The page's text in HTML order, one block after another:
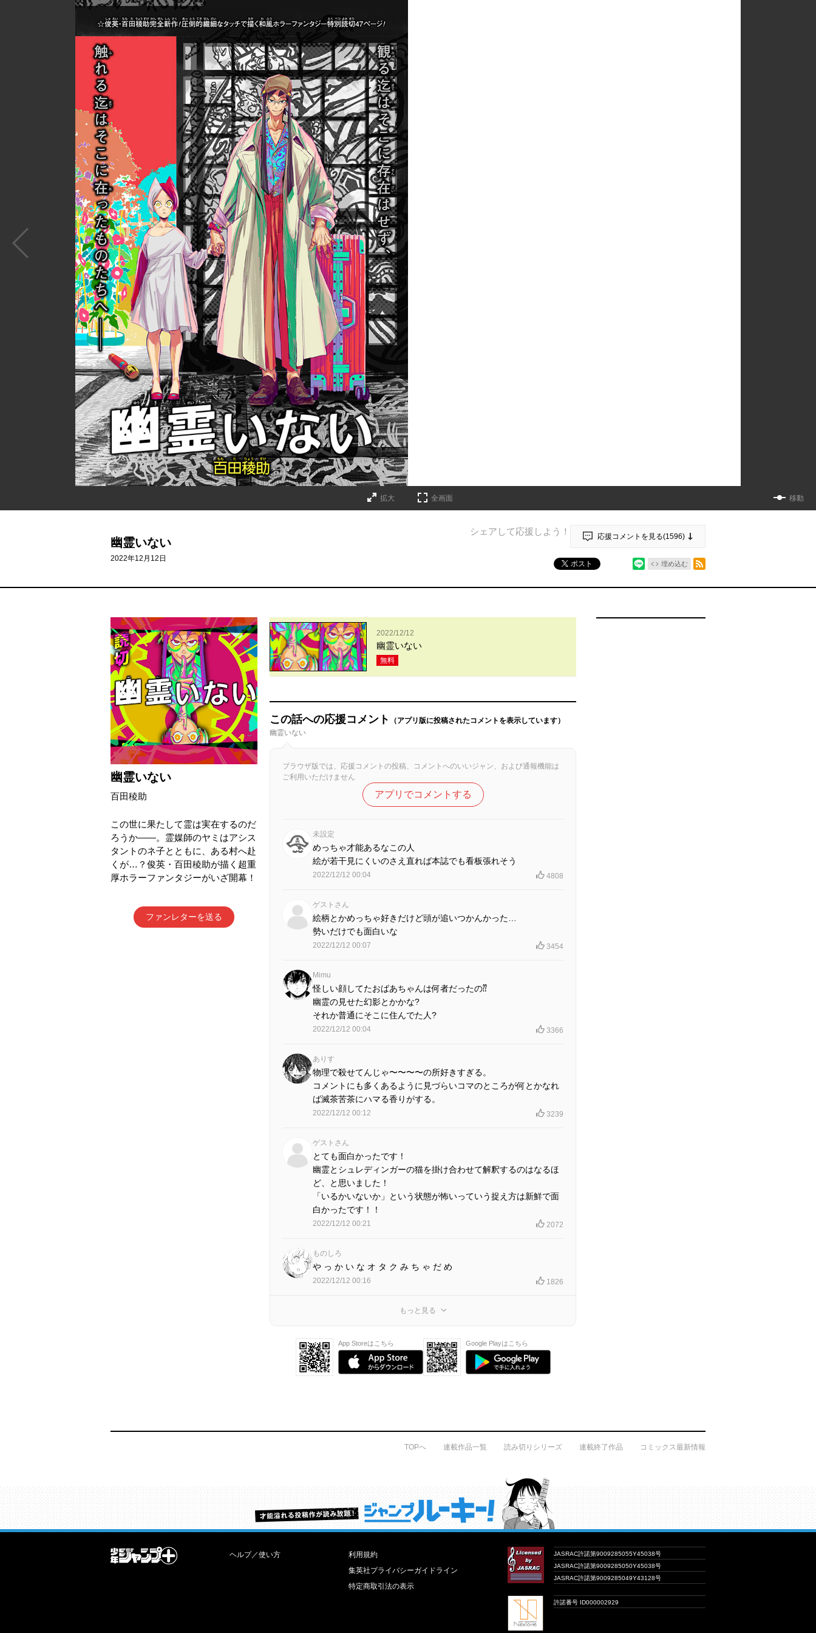
拡大 全画面 移動
幽霊いない
2022年12月12日
シェアして応援しよう！ 応援コメントを見る(1596)
ポスト 埋め込む
幽霊いない
百田稜助
この世に果たして霊は実在するのだ
ろうか――。霊媒師のヤミはアシス
タントのネ子とともに、ある村へ赴
くが…？俊英・百田稜助が描く超重
厚ホラーファンタジーがいざ開幕！
ファンレターを送る
2022/12/12
幽霊いない
無料
この話への応援コメント
（アプリ版に投稿されたコメントを表示しています）
幽霊いない
ブラウザ版では、応援コメントの投稿、コメントへのいいジャン、および通報機能は
ご利用いただけません
アプリでコメントする
未設定
めっちゃ才能あるなこの人
絵が若干見にくいのさえ直れば本誌でも看板張れそう
2022/12/12 00:04 4808
ゲストさん
絵柄とかめっちゃ好きだけど頭が追いつかんかった…
勢いだけでも面白いな
2022/12/12 00:07 3454
Mimu
怪しい顔してたおばあちゃんは何者だったの⁇
幽霊の見せた幻影とかかな?
それか普通にそこに住んでた人?
2022/12/12 00:04 3366
ありす
物理で殺せてんじゃ〜〜〜〜の所好きすぎる。
コメントにも多くあるように見づらいコマのところが何とかなれ
ば滅茶苦茶にハマる香りがする。
2022/12/12 00:12 3239
ゲストさん
とても面白かったです！
幽霊とシュレディンガーの猫を掛け合わせて解釈するのはなるほ
ど、と思いました！
「いるかいないか」という状態が怖いっていう捉え方は新鮮で面
白かったです！！
2022/12/12 00:21 2072
ものしろ
や っ か い な オ タ ク み ち ゃ だ め
2022/12/12 00:16 1826
もっと見る
App Storeはこちら Google Playはこちら
TOPへ 連載作品一覧 読み切りシリーズ 連載終了作品 コミックス最新情報
才能溢れる投稿作が読み放題！ ジャンプルーキー！
ヘルプ／使い方
利用規約
集英社プライバシーガイドライン
特定商取引法の表示
JASRAC許諾第9009285055Y45038号
JASRAC許諾第9009285050Y45038号
JASRAC許諾第9009285049Y43128号
許諾番号 ID000002929